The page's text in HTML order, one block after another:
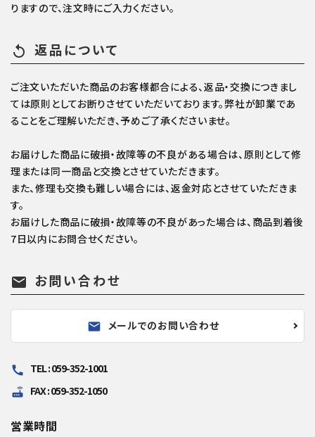
りますので、注文時にご入力ください。
replay 返品について
ご注文いただいた商品のお客様都合による、返品・交換につきまし
ては原則としてお断りさせていただいております。弊社が卸業であ
ることをご理解いただき、予めご了承くださいませ。
お届けした商品に破損・故障等の不良がある場合は、原則として修
理または同一商品と交換とさせていただきます。
また、修理も交換も難しい場合には、返金対応とさせていただきま
す。
お届けした商品に破損・故障等の不良があった場合は、商品到着後
7日以内にお問合せください。
mail お問い合わせ
mail メールでのお問い合わせ
call TEL : 059-352-1001
router FAX : 059-352-1050
営業時間